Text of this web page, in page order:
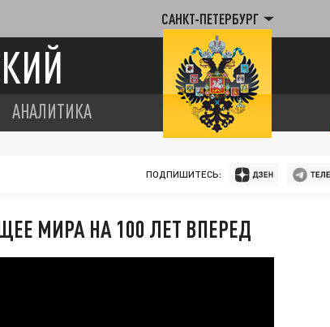
САНКТ-ПЕТЕРБУРГ
АНАЛИТИКА
ПОДПИШИТЕСЬ:
МИРА НА 100 ЛЕТ ВПЕРЕД